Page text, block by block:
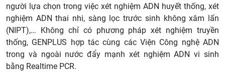
người lựa chọn trong việc xét nghiệm ADN huyết thống, xét
nghiệm ADN thai nhi, sàng lọc trước sinh không xâm lấn
(NIPT),… Không chỉ có phương pháp xét nghiệm truyền
thống, GENPLUS hợp tác cùng các Viện Công nghệ ADN
trong và ngoài nước đẩy mạnh xét nghiệm ADN vi sinh
bằng Realtime PCR.